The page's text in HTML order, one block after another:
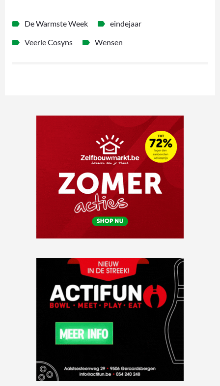
De Warmste Week
eindejaar
Veerle Cosyns
Wensen